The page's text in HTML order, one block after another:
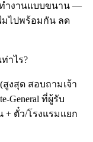
ทำงานแบบขนาน —
มไปพร้อมกัน ลด
าไร?
สูงสุด สอบถามเจ้า
General ที่ผู้รับ
+ ตั๋ว/โรงแรมแยก